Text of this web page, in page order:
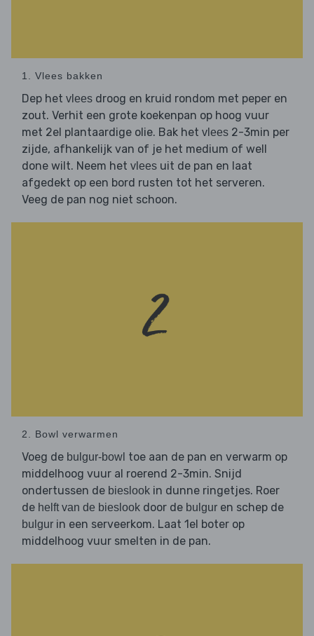
1. Vlees bakken
Dep het vlees droog en kruid rondom met peper en
zout. Verhit een grote koekenpan op hoog vuur
met 2el plantaardige olie. Bak het vlees 2-3min per
zijde, afhankelijk van of je het medium of well
done wilt. Neem het vlees uit de pan en laat
afgedekt op een bord rusten tot het serveren.
Veeg de pan nog niet schoon.
2. Bowl verwarmen
Voeg de bulgur-bowl toe aan de pan en verwarm op
middelhoog vuur al roerend 2-3min. Snijd
ondertussen de bieslook in dunne ringetjes. Roer
de helft van de bieslook door de bulgur en schep de
bulgur in een serveerkom. Laat 1el boter op
middelhoog vuur smelten in de pan.